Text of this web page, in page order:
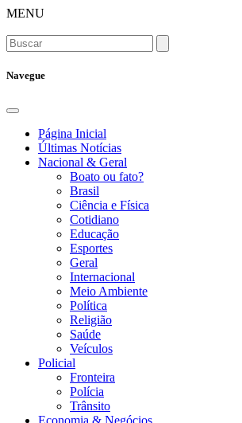
MENU
Navegue
Página Inicial
Últimas Notícias
Nacional & Geral
Boato ou fato?
Brasil
Ciência e Física
Cotidiano
Educação
Esportes
Geral
Internacional
Meio Ambiente
Política
Religião
Saúde
Veículos
Policial
Fronteira
Polícia
Trânsito